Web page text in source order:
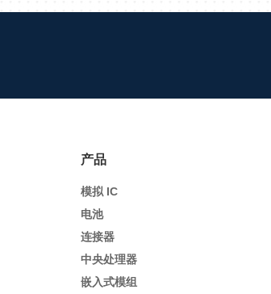
产品
模拟 IC
电池
连接器
中央处理器
嵌入式模组